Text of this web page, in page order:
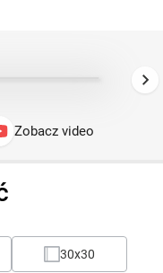
Zobacz video
30x30